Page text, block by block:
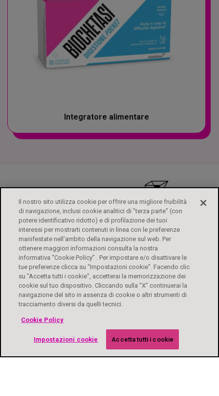
Integratore alimentare
ALFASIGMA FOGLI ILLUSTRATIVI CONTATTI
PRIVACY POLICY
DIRITTI DEGLI INTERESSATI
COOKIE POLICY ACCESSIBILITÀ
Biochetasi Granulato Effervescente è un medicinale. Leggere attentamente il
foglio illustrativo. Aut. Min. 04/07/2023 e Aut. Min 22/11/2024. Biochetasi
istruzioni d’uso. Aut. Min. 29/12/2023 e Aut. Min 02/12/2024. È autorizzato dal
Ministero della salute esclusivamente il contenuto pubblicitario relativo a
Il nostro sito utilizza cookie per offrire una migliore fruibilità
di navigazione, inclusi cookie analitici di "terza parte" (con
potere identificativo ridotto) e di profilazione dei tuoi
interessi per mostrarti contenuti in linea con le preferenze
manifestate nell'ambito della navigazione sul web. Per
ottenere maggiori informazioni consulta la nostra
informativa “Cookie Policy” . Per impostare e/o disattivare le
tue preferenze clicca su “Impostazioni cookie”. Facendo clic
su "Accetta tutti i cookie", accetterai la memorizzazione dei
cookie sul tuo dispositivo. Cliccando sulla "X" continuerai la
navigazione del sito in assenza di cookie o altri strumenti di
tracciamento diversi da quelli tecnici.
Cookie Policy
Impostazioni cookie Accetta tutti i cookie